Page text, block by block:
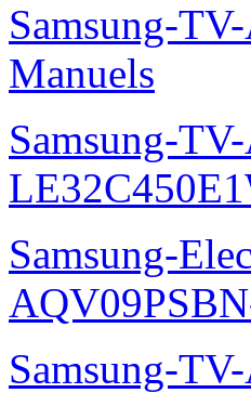
Samsung-
Manuels
Samsung-
Samsung-
Samsung-